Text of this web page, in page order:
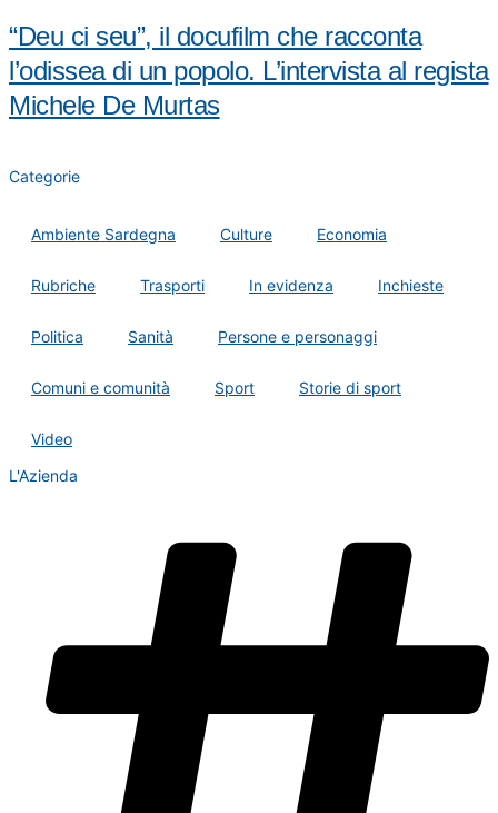
“Deu ci seu”, il docufilm che racconta
l’odissea di un popolo. L’intervista al regista
Michele De Murtas
Categorie
Ambiente Sardegna Culture Economia
Rubriche Trasporti In evidenza Inchieste
Politica Sanità Persone e personaggi
Comuni e comunità Sport Storie di sport
Video
L'Azienda